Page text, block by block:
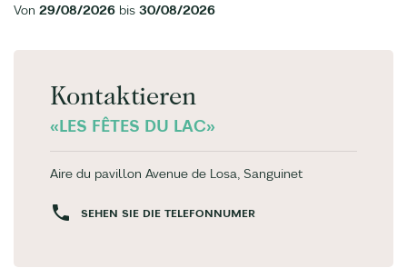
Von 29/08/2026 bis 30/08/2026
Kontaktieren
«LES FÊTES DU LAC»
Aire du pavillon Avenue de Losa, Sanguinet
SEHEN SIE DIE TELEFONNUMER